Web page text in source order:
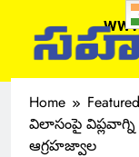
Home
Featured
విలాసంపై
ఆగ్రహజ్వాల